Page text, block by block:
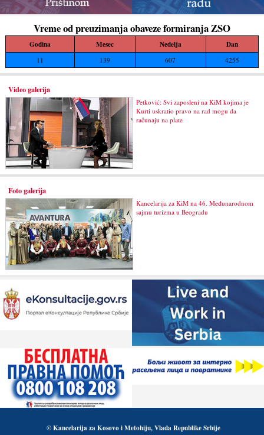
Vreme od preuzimanja obaveze formiranja ZSO
Godina Mesec Nedelja Dan
11 139 607 4255
Video galerija
Petković: Svi zaposleni na KiM kojima je
Kurti uskratio pravo na rad mogu da
računaju na plate
Foto galerija
Kancelarija za KiM na 46. Međunarodnom
sajmu turizma u Beogradu
© Kancelarija za Kosovo i Metohiju, Vlada Republike Srbije